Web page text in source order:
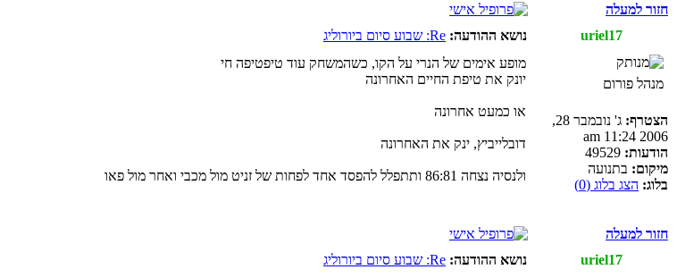
חזור למעלה
uriel17
נושא ההודעה: Re: שבוע סיום ביורוליג
מנהל פורום
הצטרף:
ג' נובמבר 28,
2006 11:24 am
הודעות:
מיקום: בתנועה
בלוג: הצג בלוג (0)
מופע אימים של הנרי על הקו, כשהמשחק עוד טיפטיפה חי
יונק את טיפת החיים האחרונה
או כמעט אחרונה
דובלייביץ, ינק את האחרונה
ולנסיה נצחה 86:81 ותתפלל להפסד אחד לפחות של זניט מול מכבי ואחר מול פאו
חזור למעלה
uriel17
נושא ההודעה: Re: שבוע סיום ביורוליג